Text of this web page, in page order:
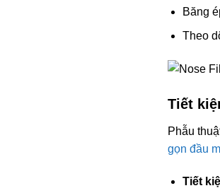
Băng
Theo
Tiết
Phẫu
gọn đầu
Tiết